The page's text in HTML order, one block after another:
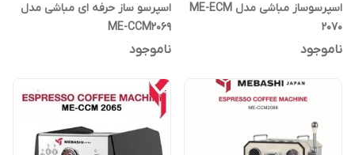
اسپرسوساز مباشی مدل ME-ECM
2070
ناموجود
اسپرسو ساز حرفه ای مباشی مدل
ME-CCM2069
ناموجود